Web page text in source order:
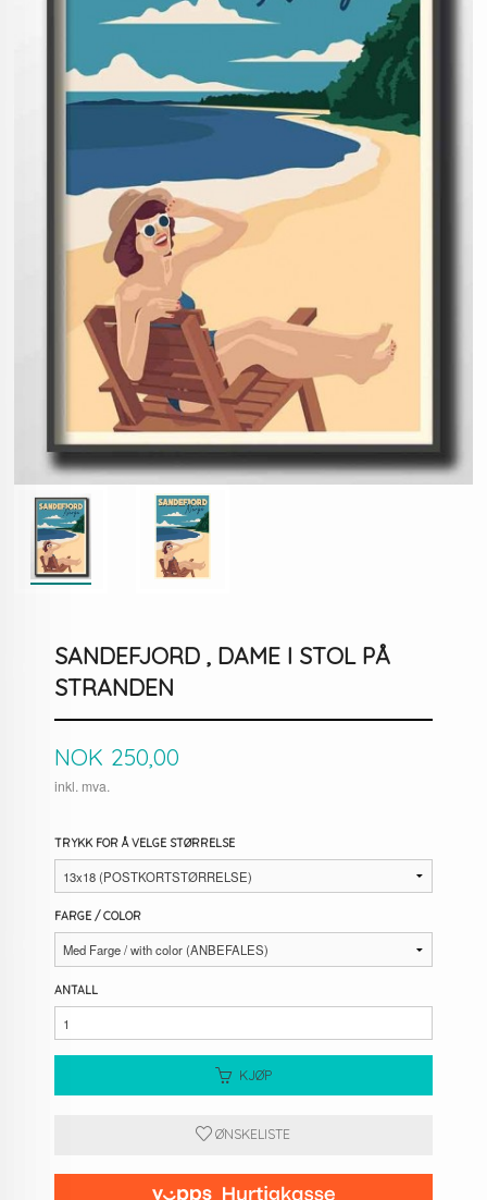
SANDEFJORD , DAME I STOL PÅ
STRANDEN
Pris
NOK 250,00
inkl. mva.
TRYKK FOR Å VELGE STØRRELSE
FARGE / COLOR
ANTALL
KJØP
ØNSKELISTE